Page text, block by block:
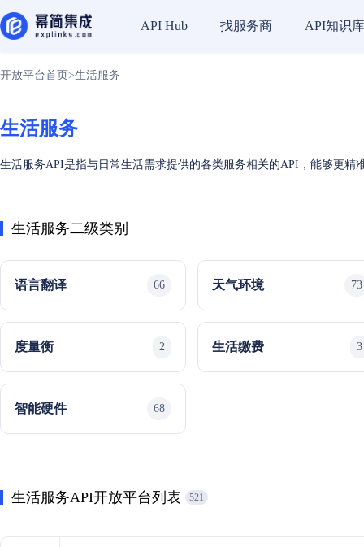
API Hub 找服务商 API知识库
开放平台首页 >生活服务
生活服务
生活服务API是指与日常生活需求提供的各类服务相关的API，能够更精
生活服务二级类别
语言翻译 66 天气环境 73
度量衡 2 生活缴费 3
智能硬件 68
生活服务API开放平台列表 521